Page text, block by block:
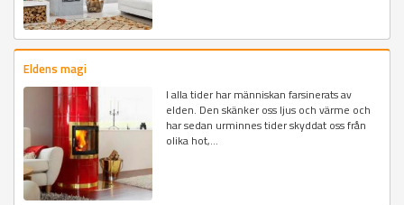
Eldens magi
I alla tider har människan farsinerats av
elden. Den skänker oss ljus och värme och
har sedan urminnes tider skyddat oss från
olika hot,...